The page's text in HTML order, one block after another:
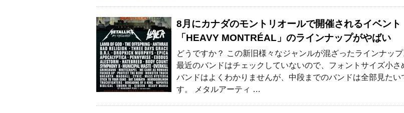
8月にカナダのモントリオールで開催されるイベント
「HEAVY MONTRÉAL」のラインナップがやばい
どうですか？ この新旧様々なジャンルが混ざったラインナップ
最近のバンドはチェックしていないので、フォントサイズ小さ
バンドはよくわかりませんが、中段までのバンドは全部見たい
す。 メタルアーティ …